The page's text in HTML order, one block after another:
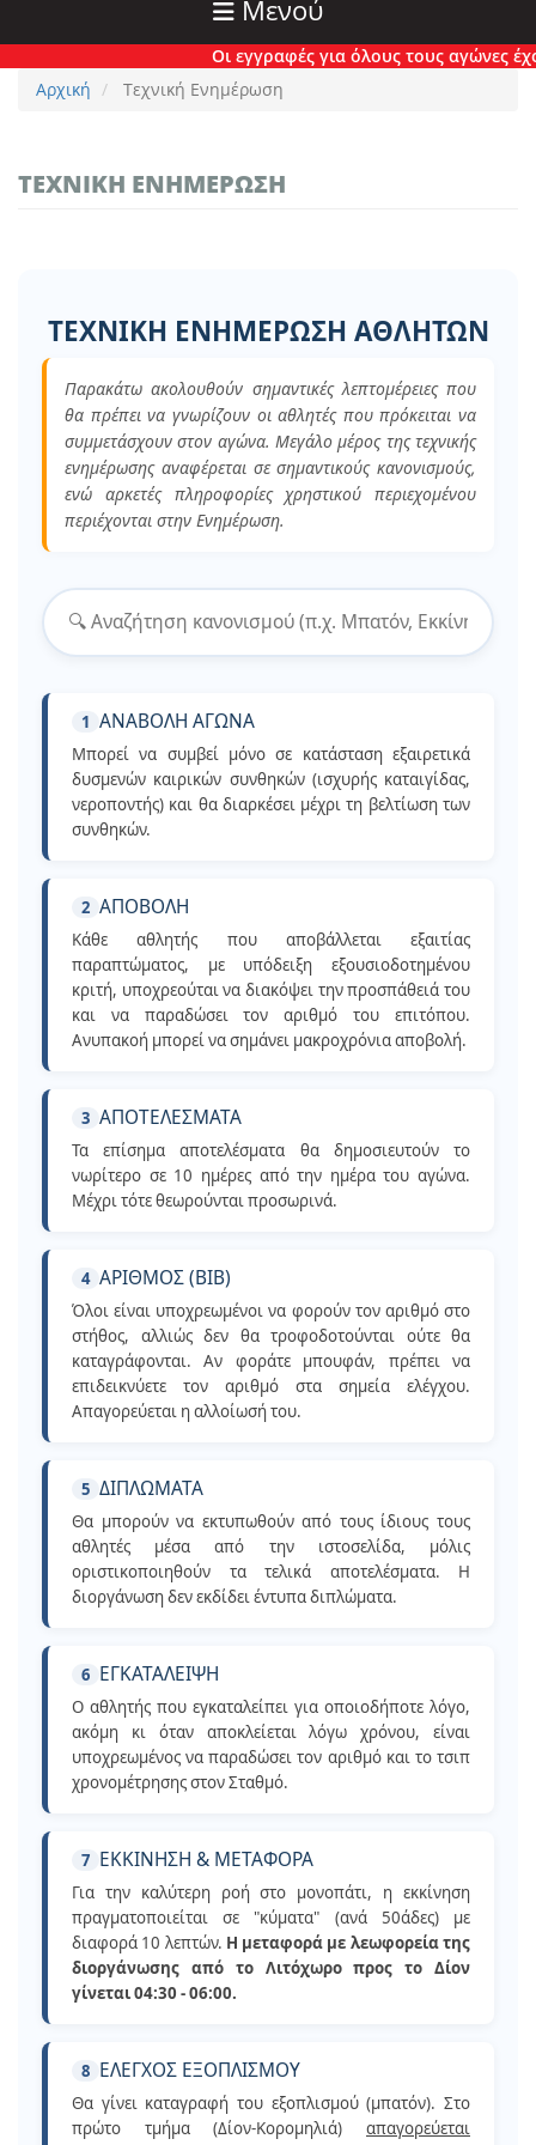
Μενού
Οι εγγραφές για όλους τους αγώνες έχουν
Αρχική
Τεχνική Ενημέρωση
ΤΕΧΝΙΚΉ ΕΝΗΜΈΡΩΣΗ
ΤΕΧΝΙΚΗ ΕΝΗΜΕΡΩΣΗ ΑΘΛΗΤΩΝ
Παρακάτω ακολουθούν σημαντικές λεπτομέρειες που
θα πρέπει να γνωρίζουν οι αθλητές που πρόκειται να
συμμετάσχουν στον αγώνα. Μεγάλο μέρος της τεχνικής
ενημέρωσης αναφέρεται σε σημαντικούς κανονισμούς,
ενώ αρκετές πληροφορίες χρηστικού περιεχομένου
περιέχονται στην Ενημέρωση.
1 ΑΝΑΒΟΛΗ ΑΓΩΝΑ
Μπορεί να συμβεί μόνο σε κατάσταση εξαιρετικά
δυσμενών καιρικών συνθηκών (ισχυρής καταιγίδας,
νεροποντής) και θα διαρκέσει μέχρι τη βελτίωση των
συνθηκών.
2 ΑΠΟΒΟΛΗ
Κάθε αθλητής που αποβάλλεται εξαιτίας
παραπτώματος, με υπόδειξη εξουσιοδοτημένου
κριτή, υποχρεούται να διακόψει την προσπάθειά του
και να παραδώσει τον αριθμό του επιτόπου.
Ανυπακοή μπορεί να σημάνει μακροχρόνια αποβολή.
3 ΑΠΟΤΕΛΕΣΜΑΤΑ
Τα επίσημα αποτελέσματα θα δημοσιευτούν το
νωρίτερο σε 10 ημέρες από την ημέρα του αγώνα.
Μέχρι τότε θεωρούνται προσωρινά.
4 ΑΡΙΘΜΟΣ (ΒΙΒ)
Όλοι είναι υποχρεωμένοι να φορούν τον αριθμό στο
στήθος, αλλιώς δεν θα τροφοδοτούνται ούτε θα
καταγράφονται. Αν φοράτε μπουφάν, πρέπει να
επιδεικνύετε τον αριθμό στα σημεία ελέγχου.
Απαγορεύεται η αλλοίωσή του.
5 ΔΙΠΛΩΜΑΤΑ
Θα μπορούν να εκτυπωθούν από τους ίδιους τους
αθλητές μέσα από την ιστοσελίδα, μόλις
οριστικοποιηθούν τα τελικά αποτελέσματα. Η
διοργάνωση δεν εκδίδει έντυπα διπλώματα.
6 ΕΓΚΑΤΑΛΕΙΨΗ
Ο αθλητής που εγκαταλείπει για οποιοδήποτε λόγο,
ακόμη κι όταν αποκλείεται λόγω χρόνου, είναι
υποχρεωμένος να παραδώσει τον αριθμό και το τσιπ
χρονομέτρησης στον Σταθμό.
7 ΕΚΚΙΝΗΣΗ & ΜΕΤΑΦΟΡΑ
Για την καλύτερη ροή στο μονοπάτι, η εκκίνηση
πραγματοποιείται σε "κύματα" (ανά 50άδες) με
διαφορά 10 λεπτών. Η μεταφορά με λεωφορεία της
διοργάνωσης από το Λιτόχωρο προς το Δίον
γίνεται 04:30 - 06:00.
8 ΕΛΕΓΧΟΣ ΕΞΟΠΛΙΣΜΟΥ
Θα γίνει καταγραφή του εξοπλισμού (μπατόν). Στο
πρώτο τμήμα (Δίον-Κορομηλιά) απαγορεύεται